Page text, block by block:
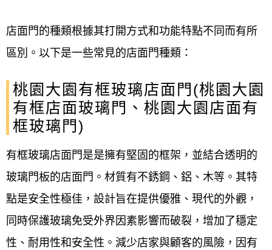
店面門的種類根據其打開方式和功能特點不同而有所
區別。以下是一些常見的店面門種類：
桃園大園有框玻璃店面門(桃園大園
有框店面玻璃門、桃園大園店面有
框玻璃門)
有框玻璃店面門是是擁有堅固的框架，並結合透明的
玻璃門板的店面門。材質有不銹鋼、鋁、木等。其特
點是安全性極佳，設計旨在提供優雅、現代的外觀，
同時保護玻璃免受外界因素影響而破裂，增加了穩定
性、耐用性和安全性。減少店家與顧客的風險，因有